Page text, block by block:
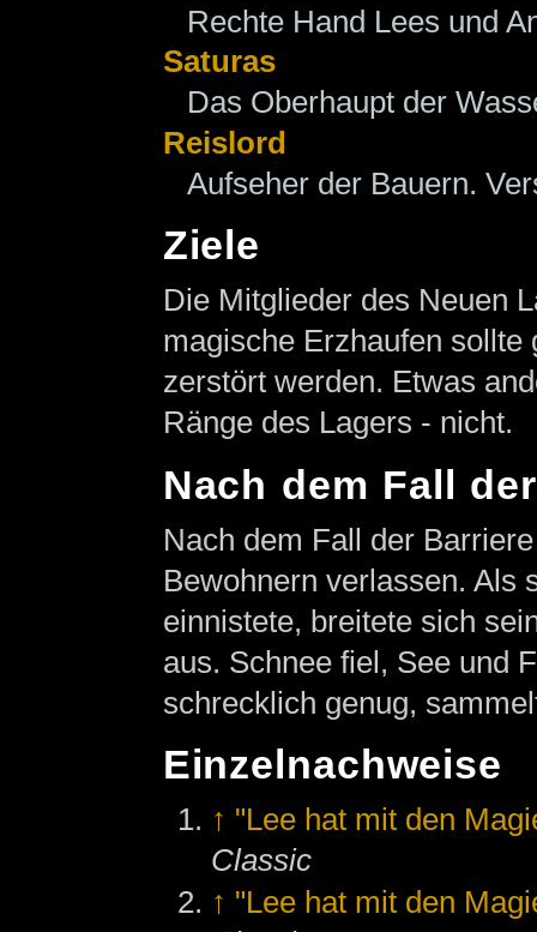
Rechte Hand Lees und
Saturas
Das Oberhaupt der
Reislord
Aufseher der Bauern.
Ziele
Die Mitglieder des Neuen
magische Erzhaufen
zerstört werden. Etwas
Ränge des Lagers - nicht.
Nach dem Fall
Nach dem Fall der
Bewohnern verlassen. Als
einnistete, breitete sich
aus. Schnee fiel, See und
schrecklich genug,
Einzelnachweise
↑ "Lee hat mit den
Classic
↑ "Lee hat mit den